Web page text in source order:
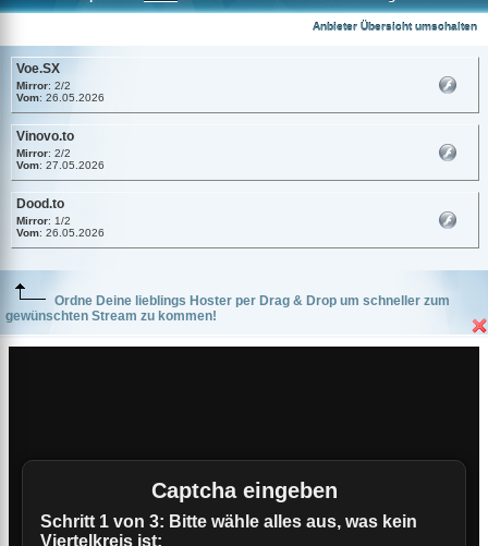
Anbieter Übersicht umschalten
Voe.SX
Mirror: 2/2
Vom: 26.05.2026
Vinovo.to
Mirror: 2/2
Vom: 27.05.2026
Dood.to
Mirror: 1/2
Vom: 26.05.2026
Ordne Deine lieblings Hoster per Drag & Drop um schneller zum
gewünschten Stream zu kommen!